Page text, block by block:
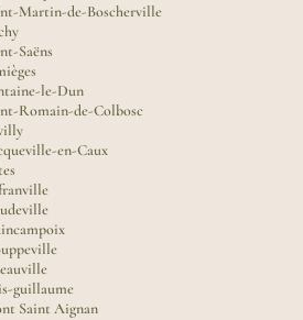
Martin-de-Boscherville
Saëns
le-Dun
Romain-de-Colbosc
en-Caux
guillaume
Saint Aignan